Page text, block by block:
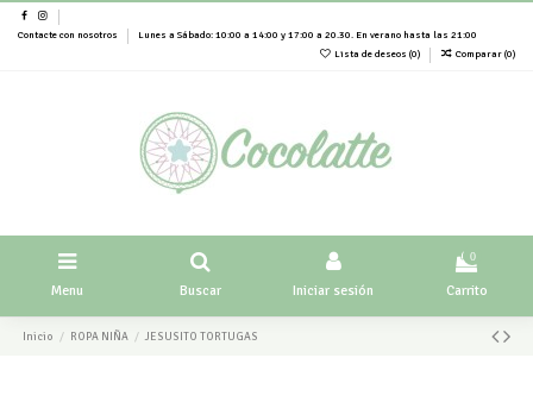
Contacte con nosotros
Lunes a Sábado: 10:00 a 14:00 y 17:00 a 20.30. En verano hasta las 21:00
Lista de deseos (0) Comparar (0)
Menu Buscar Iniciar sesión
0
Carrito
Inicio ROPA NIÑA JESUSITO TORTUGAS